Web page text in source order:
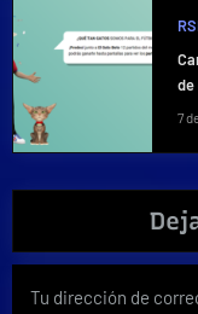
de
7
Tu dirección de